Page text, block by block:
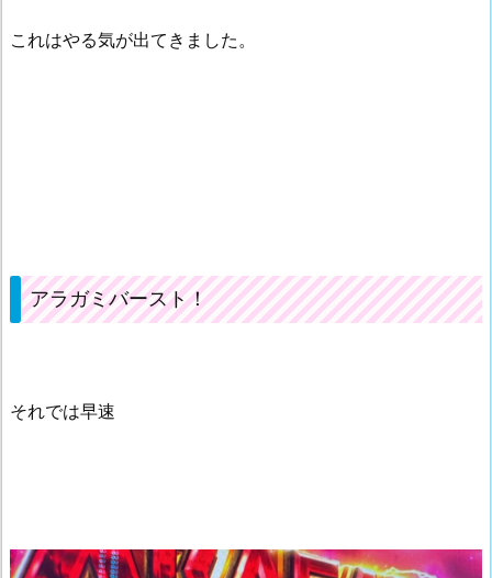
これはやる気が出てきました。
アラガミバースト！
それでは早速